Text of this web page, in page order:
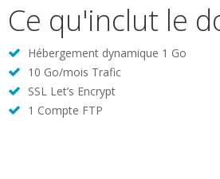
Ce qu'inclut le
Hébergement dynamique 1 Go
10 Go/mois Trafic
SSL Let’s Encrypt
1 Compte FTP